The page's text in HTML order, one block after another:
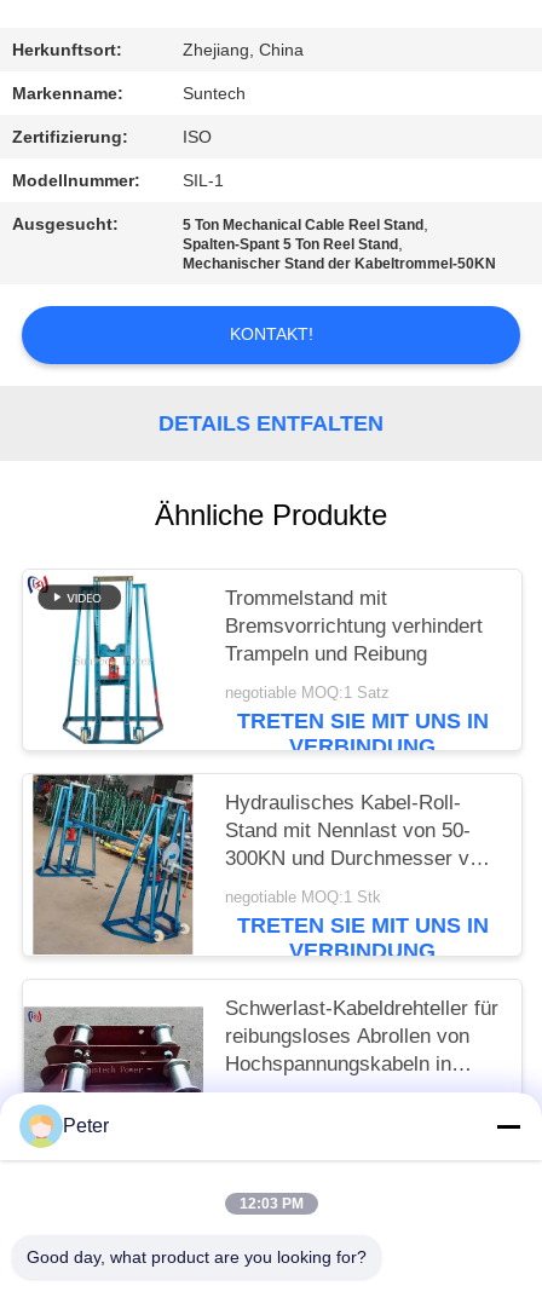
DATENSCHUTZRICHTLINIE
Herkunftsort: Zhejiang, China
Markenname: Suntech
Zertifizierung: ISO
Modellnummer: SIL-1
Ausgesucht: 5 Ton Mechanical Cable Reel Stand ,
Spalten-Spant 5 Ton Reel Stand ,
Mechanischer Stand der Kabeltrommel-50KN
KONTAKT!
DETAILS ENTFALTEN
Ähnliche Produkte
Trommelstand mit
Bremsvorrichtung verhindert
Trampeln und Reibung
negotiable MOQ:1 Satz
TRETEN SIE MIT UNS IN
VERBINDUNG
Hydraulisches Kabel-Roll-
Stand mit Nennlast von 50-
300KN und Durchmesser von
2400-5000 mm für eine
sichere Kabelbearbeitung
negotiable MOQ:1 Stk
TRETEN SIE MIT UNS IN
VERBINDUNG
Schwerlast-Kabeldrehteller für
reibungsloses Abrollen von
Hochspannungskabeln in
Installationsprojekten
VERBINDUNG
Peter
12:03 PM
Good day, what product are you looking for?